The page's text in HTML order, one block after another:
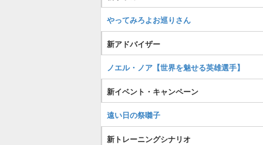
やってみろよお巡りさん
新アドバイザー
ノエル・ノア【世界を魅せる英雄選手】
新イベント・キャンペーン
遠い日の祭囃子
新トレーニングシナリオ